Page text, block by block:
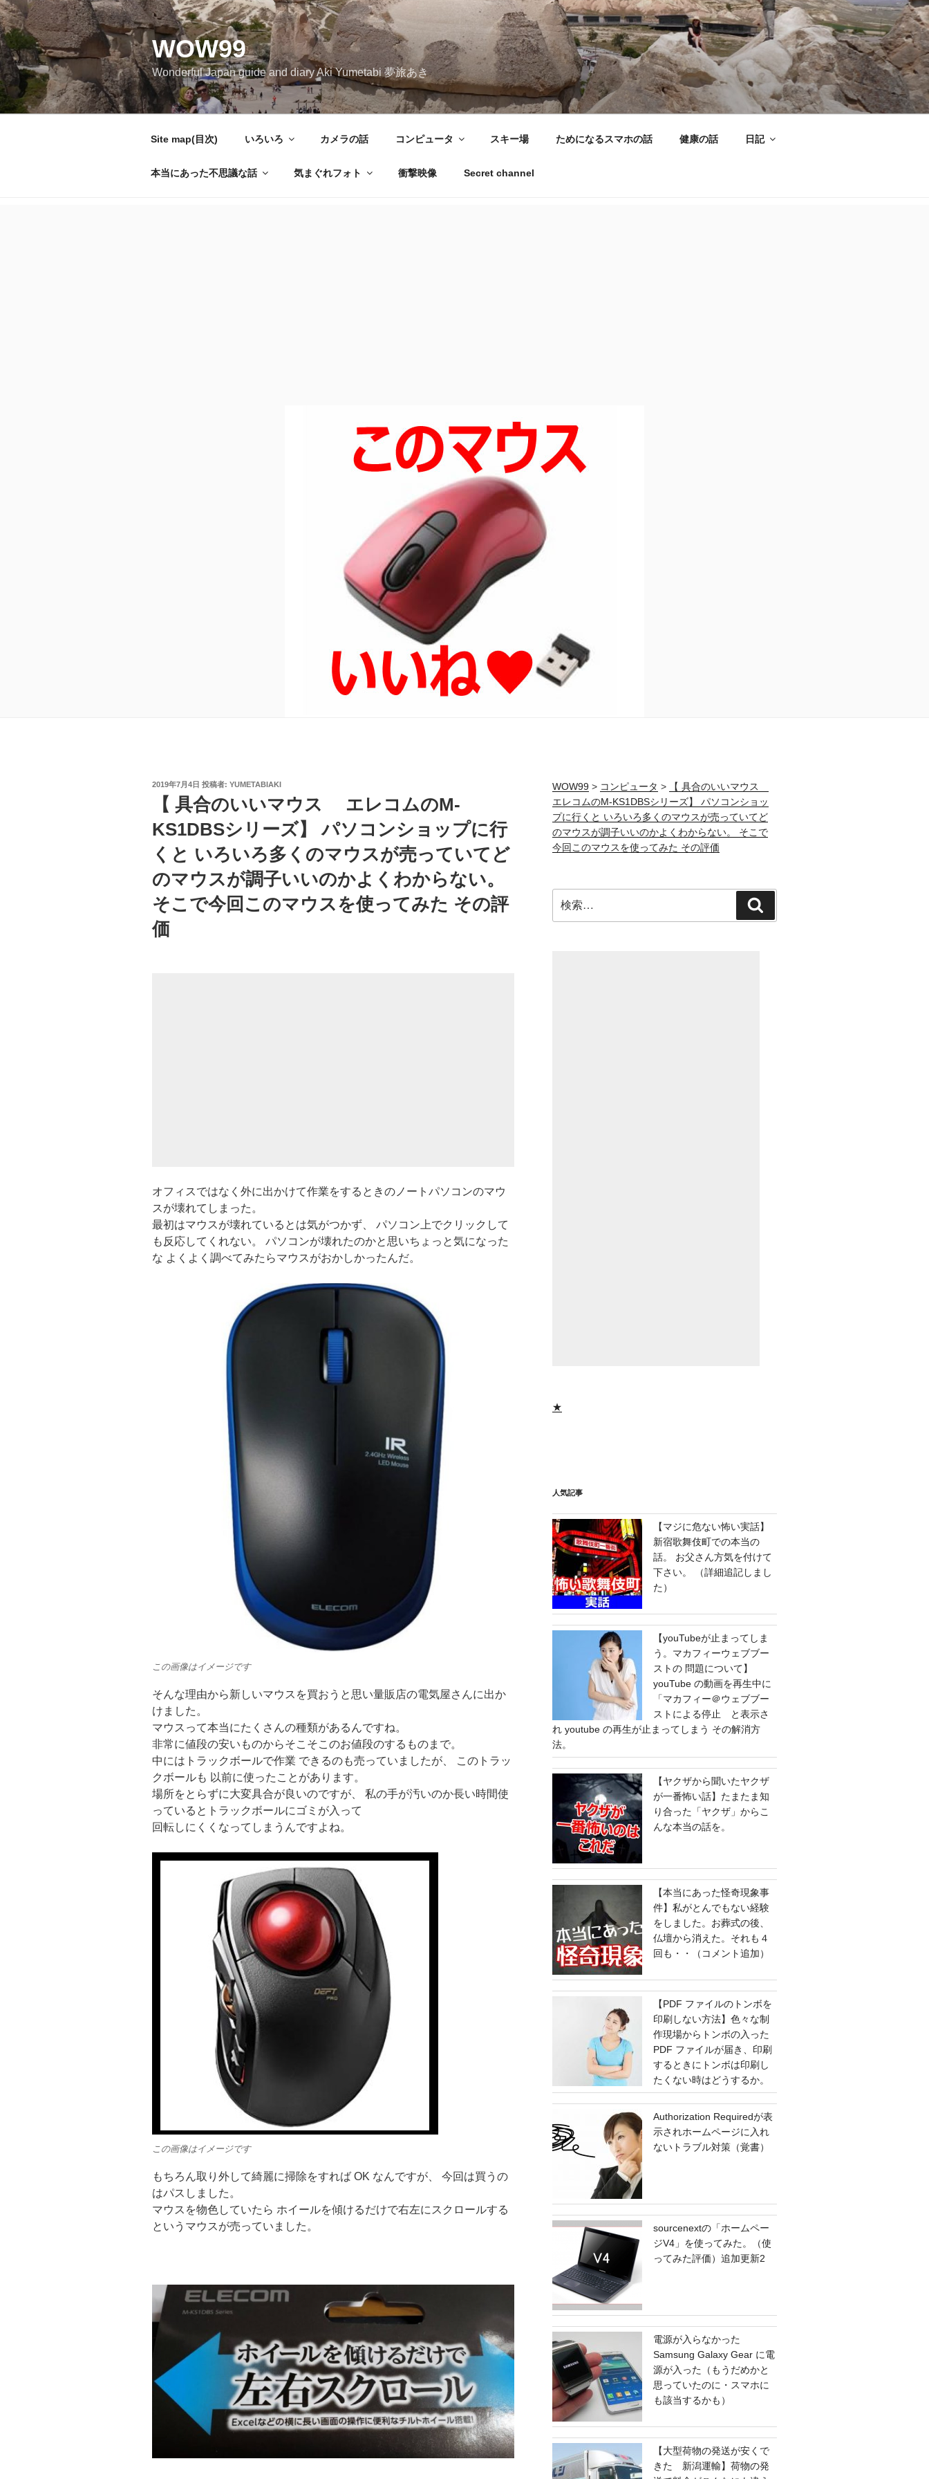
コ
ン
テ
ン
ツ
へ
ス
WOW99
Wonderful Japan guide and diary Aki Yumetabi 夢旅あき
Site map(目次) いろいろ カメラの話 コンピュータ スキー場 ためになるスマホの話 健康の話 日記
本当にあった不思議な話 気まぐれフォト 衝撃映像 Secret channel
投
2019年7月4日 投稿者: YUMETABIAKI
【 具合のいいマウス エレコムのM-
KS1DBSシリーズ】 パソコンショップに行
くと いろいろ多くのマウスが売っていてど
のマウスが調子いいのかよくわからない。
そこで今回このマウスを使ってみた その評
価
オフィスではなく外に出かけて作業をするときのノートパソコンのマウ
スが壊れてしまった。
最初はマウスが壊れているとは気がつかず、 パソコン上でクリックして
も反応してくれない。 パソコンが壊れたのかと思いちょっと気になった
な よくよく調べてみたらマウスがおかしかったんだ。
この画像はイメージです
そんな理由から新しいマウスを買おうと思い量販店の電気屋さんに出か
けました。
マウスって本当にたくさんの種類があるんですね。
非常に値段の安いものからそこそこのお値段のするものまで。
中にはトラックボールで作業 できるのも売っていましたが、 このトラッ
クボールも 以前に使ったことがあります。
場所をとらずに大変具合が良いのですが、 私の手が汚いのか長い時間使
っているとトラックボールにゴミが入って
回転しにくくなってしまうんですよね。
この画像はイメージです
もちろん取り外して綺麗に掃除をすれば OK なんですが、 今回は買うの
はパスしました。
マウスを物色していたら ホイールを傾けるだけで右左にスクロールする
というマウスが売っていました。
WOW99> コンピュータ >
【 具合のいいマウス
エレコムのM-KS1DBSシリーズ】 パソコンショッ
プに行くと いろいろ多くのマウスが売っていてど
のマウスが調子いいのかよくわからない。 そこで
今回このマウスを使ってみた その評価
索:
索
★
人気記事
【マジに危ない怖い実話】
新宿歌舞伎町での本当の
話。 お父さん方気を付けて
下さい。 （詳細追記しまし
た）
【youTubeが止まってしま
う。マカフィーウェブブー
ストの 問題について】
youTube の動画を再生中に
「マカフィー＠ウェブブー
ストによる停止 と表示さ
れ youtube の再生が止まってしまう その解消方
法。
【ヤクザから聞いたヤクザ
が一番怖い話】たまたま知
り合った「ヤクザ」からこ
んな本当の話を。
【本当にあった怪奇現象事
件】私がとんでもない経験
をしました。お葬式の後、
仏壇から消えた。それも４
回も・・（コメント追加）
【PDF ファイルのトンボを
印刷しない方法】色々な制
作現場からトンボの入った
PDF ファイルが届き、印刷
するときにトンボは印刷し
たくない時はどうするか。
Authorization Requiredが表
示されホームページに入れ
ないトラブル対策（覚書）
sourcenextの「ホームペー
ジV4」を使ってみた。（使
ってみた評価）追加更新2
電源が入らなかった
Samsung Galaxy Gear に電
源が入った（もうだめかと
思っていたのに・スマホに
も該当するかも）
【大型荷物の発送が安くで
きた 新潟運輸】荷物の発